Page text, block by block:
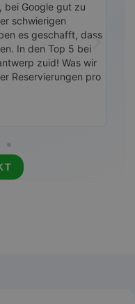
war es
zu haben.
und hochwertigem
sehr gut ab
weiter an.